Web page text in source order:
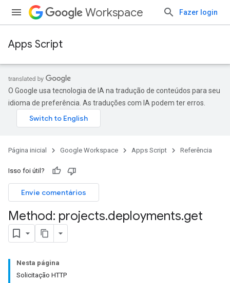
Workspace Fazer login
Apps Script
O Google usa tecnologia de IA na tradução de conteúdos para seu
idioma de preferência. As traduções com IA podem ter erros.
Página inicial Google Workspace Apps Script Referência
Isso foi útil?
Envie comentários
Method: projects.deployments.get
Nesta página
Solicitação HTTP